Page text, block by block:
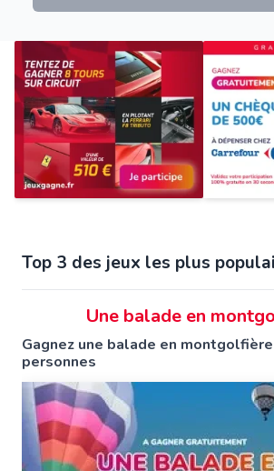
Top 3 des jeux les plus
Une balade en
Gagnez une balade en
personnes